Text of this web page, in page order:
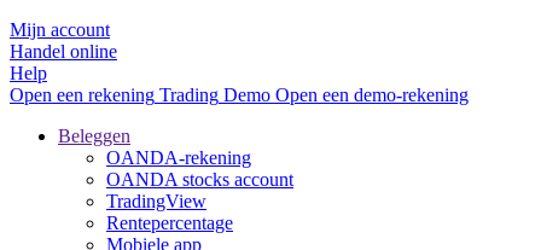
Mijn account
Handel online
Help
Open een rekening Trading Demo Open een demo-rekening
Beleggen
OANDA-rekening
OANDA stocks account
TradingView
Rentepercentage
Mobiele app